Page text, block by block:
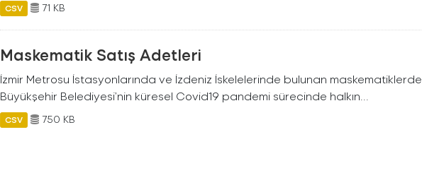
CSV 71 KB
Maskematik Satış Adetleri
İzmir Metrosu İstasyonlarında ve İzdeniz İskelelerinde bulunan
Büyükşehir Belediyesi’nin küresel Covid19 pandemi sürecinde halkın...
CSV 750 KB